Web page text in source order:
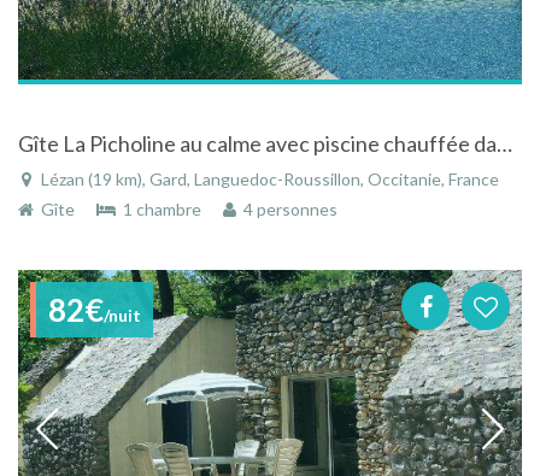
Gîte La Picholine au calme avec piscine chauffée dans le Languedoc-Roussillon
Lézan (19 km), Gard, Languedoc-Roussillon, Occitanie, France
Gîte
1 chambre 4 personnes
82€/nuit